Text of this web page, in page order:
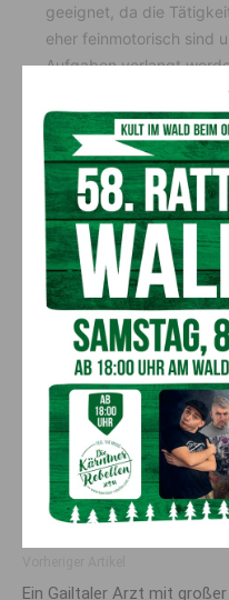
geeignet, da die
eher feinmotorisch sind
Aufgaben verlangt
Interesse?
Falls Sie Interesse an
Informationen wünschen,
unserem Recruiting-Team
Ihre Bewerbung wird
9640
https://
Ein Gailtaler Arzt mit großer